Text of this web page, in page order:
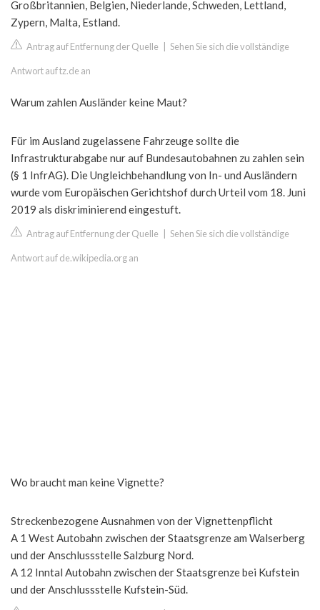
Großbritannien, Belgien, Niederlande, Schweden, Lettland,
Zypern, Malta, Estland.
Antrag auf Entfernung der Quelle Sehen Sie sich die vollständige
Antwort auf tz.de an
Warum zahlen Ausländer keine Maut?
Für im Ausland zugelassene Fahrzeuge sollte die
Infrastrukturabgabe nur auf Bundesautobahnen zu zahlen sein
(§ 1 InfrAG). Die Ungleichbehandlung von In- und Ausländern
wurde vom Europäischen Gerichtshof durch Urteil vom 18. Juni
2019 als diskriminierend eingestuft.
Antrag auf Entfernung der Quelle Sehen Sie sich die vollständige
Antwort auf de.wikipedia.org an
Wo braucht man keine Vignette?
Streckenbezogene Ausnahmen von der Vignettenpflicht
A 1 West Autobahn zwischen der Staatsgrenze am Walserberg
und der Anschlussstelle Salzburg Nord.
A 12 Inntal Autobahn zwischen der Staatsgrenze bei Kufstein
und der Anschlussstelle Kufstein-Süd.